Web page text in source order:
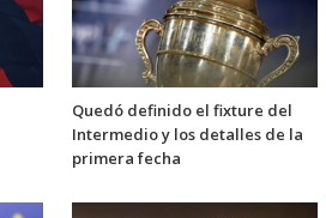
Quedó definido el fixture del
Intermedio y los detalles de la
primera fecha